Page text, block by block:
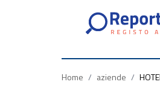
Home / aziende /